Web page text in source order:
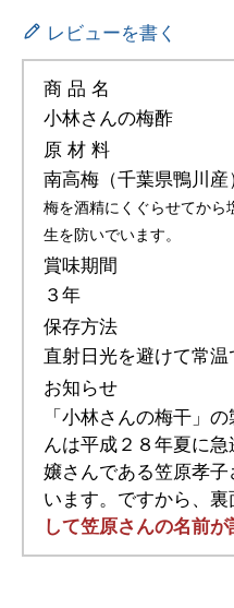
レビューを書く
商 品 名
小林さんの梅酢
原 材 料
南高梅（千葉県鴨川
梅を酒精にくぐらせてから
生を防いでいます。
賞味期間
３年
保存方法
直射日光を避けて常
お知らせ
「小林さんの梅干」
んは平成２８年夏に
嬢さんである笠原孝
います。ですから、
して笠原さんの名前が